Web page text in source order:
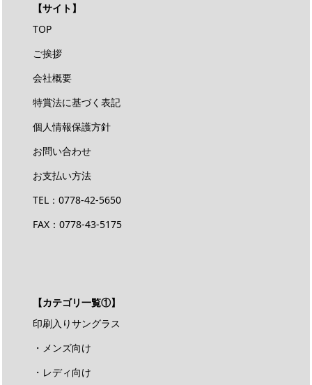
【サイト】
TOP
ご挨拶
会社概要
特賞法に基づく表記
個人情報保護方針
お問い合わせ
お支払い方法
TEL：0778-42-5650
FAX：0778-43-5175
【カテゴリ一覧①】
印刷入りサングラス
・メンズ向け
・レディ向け